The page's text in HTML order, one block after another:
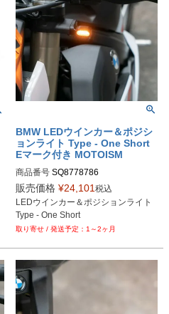
BMW LEDウインカー＆ポジシ
ョンライト Type - One Short
Eマーク付き MOTOISM
商品番号
販売価格 ¥24,101 税込
LEDウインカー＆ポジションライト
Type - One Short
1～2ヶ月